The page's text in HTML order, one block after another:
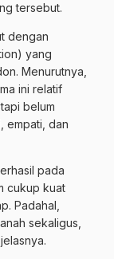
tersebut.
dengan
yang
Menurutnya,
ini relatif
belum
empati, dan
pada
cukup kuat
Padahal,
sekaligus,